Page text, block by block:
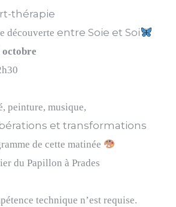
thérapie
découverte entre Soie et Soi
octobre
peinture, musique,
et transformations
de cette matinée
du Papillon à Prades
technique n’est requise.